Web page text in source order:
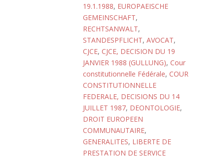
19.1.1988, EUROPAEISCHE
GEMEINSCHAFT,
RECHTSANWALT,
STANDESPFLICHT, AVOCAT,
CJCE, CJCE, DECISION DU 19
JANVIER 1988 (GULLUNG), Cour
constitutionnelle Fédérale, COUR
CONSTITUTIONNELLE
FEDERALE, DECISIONS DU 14
JUILLET 1987, DEONTOLOGIE,
DROIT EUROPEEN
COMMUNAUTAIRE,
GENERALITES, LIBERTE DE
PRESTATION DE SERVICE